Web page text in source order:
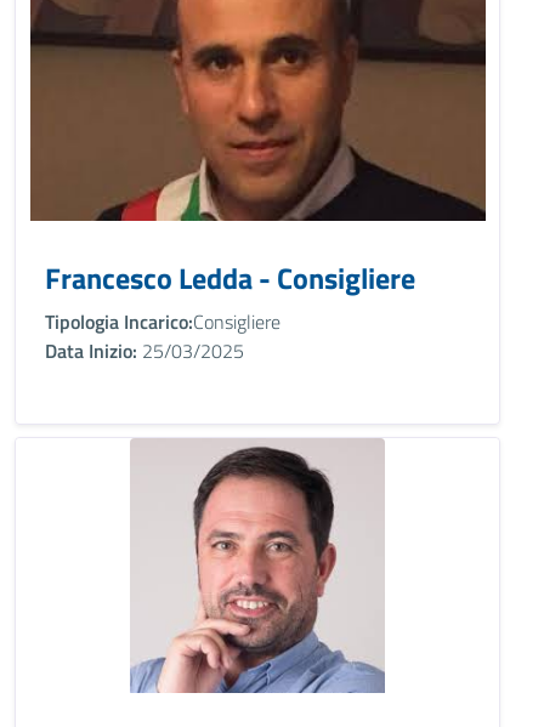
Francesco Ledda - Consigliere
Tipologia Incarico:Consigliere
Data Inizio: 25/03/2025